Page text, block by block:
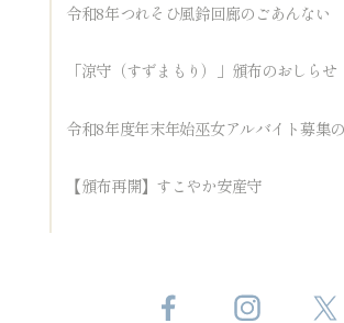
令和8年つれそひ風鈴回廊のごあんない
「涼守（すずまもり）」頒布のおしらせ
令和8年度年末年始巫女アルバイト募集
【頒布再開】すこやか安産守